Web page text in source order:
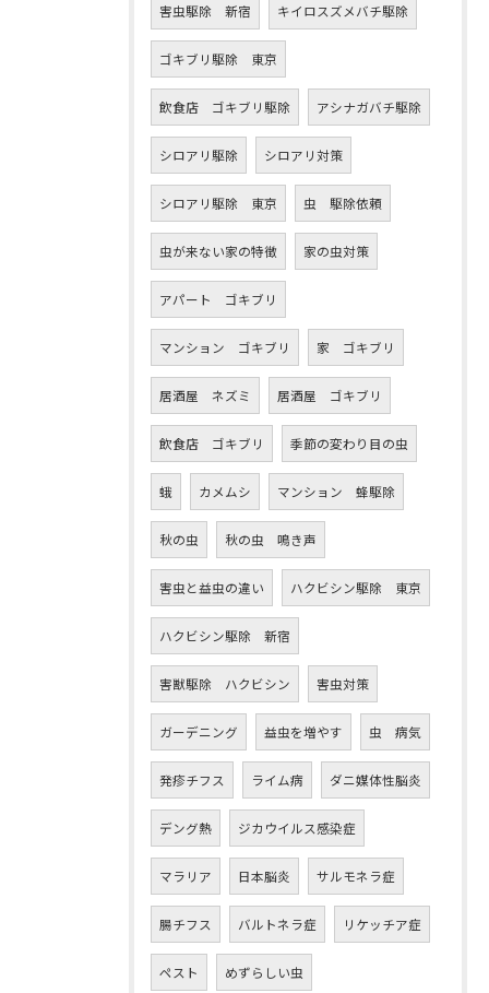
害虫駆除 新宿 キイロスズメバチ駆除
ゴキブリ駆除 東京
飲食店 ゴキブリ駆除 アシナガバチ駆除
シロアリ駆除 シロアリ対策
シロアリ駆除 東京 虫 駆除依頼
虫が来ない家の特徴 家の虫対策
アパート ゴキブリ
マンション ゴキブリ 家 ゴキブリ
居酒屋 ネズミ 居酒屋 ゴキブリ
飲食店 ゴキブリ 季節の変わり目の虫
蛾 カメムシ マンション 蜂駆除
秋の虫 秋の虫 鳴き声
害虫と益虫の違い ハクビシン駆除 東京
ハクビシン駆除 新宿
害獣駆除 ハクビシン 害虫対策
ガーデニング 益虫を増やす 虫 病気
発疹チフス ライム病 ダニ媒体性脳炎
デング熱 ジカウイルス感染症
マラリア 日本脳炎 サルモネラ症
腸チフス バルトネラ症 リケッチア症
ペスト めずらしい虫